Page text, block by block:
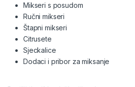
Mikseri s posudom
Ručni mikseri
Štapni mikseri
Citrusete
Sjeckalice
Dodaci i pribor za miksanje